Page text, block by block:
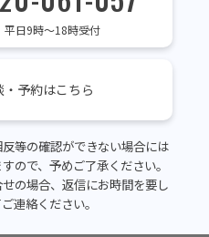
平日9時～18時受付
・予約はこちら
等の確認ができない場合には
ので、予めご了承ください。
の場合、返信にお時間を要し
連絡ください。